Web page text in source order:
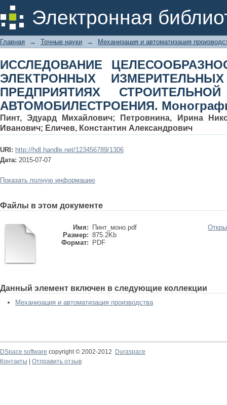
Электронная
ИССЛЕДОВАНИЕ
ИЗМЕРИТЕЛЬНЫХ ПРИБОРОВ
ИНДУСТРИИ И
Главная → Точные науки → Механизация и автоматизация
ИССЛЕДОВАНИЕ
ЭЛЕКТРОННЫХ
ПРЕДПРИЯТИЯХ
АВТОМОБИЛЕСТРОЕНИЯ.
Пинт, Эдуард Михайлович;
Петровнина, Ирина
Иванович; Еличев, Константин Александрович
URI: http://hdl.handle.net/123456789/1306
Дата: 2015-07-07
Показать полную информацию
Файлы в этом документе
Имя:
Пинт_моно.pdf
Размер: 875.2Kb
Формат:
PDF
Данный элемент включен в следующие коллекции
Механизация и автоматизация производства
DSpace software copyright © 2002-2012
Duraspace
Контакты
Отправить отзыв